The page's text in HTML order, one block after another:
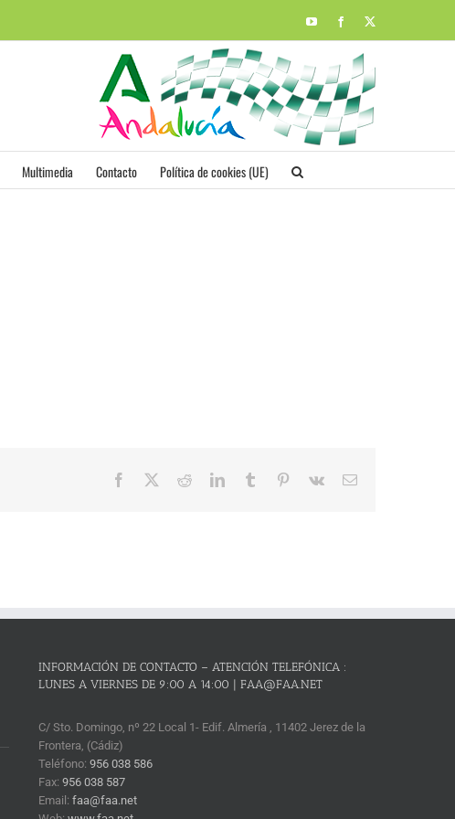
YouTubeFacebook
Multimedia Contacto Política de cookies (UE)
Facebook RedditLinkedInTumblr Pinterest
Vk
Correo
INFORMACIÓN DE CONTACTO – ATENCIÓN TELEFÓNICA :
LUNES A VIERNES DE 9:00 A 14:00 | FAA@FAA.NET
C/ Sto. Domingo, nº 22 Local 1- Edif. Almería , 11402 Jerez de la
Frontera, (Cádiz)
Teléfono:956 038 586
Fax:956 038 587
Email:faa@faa.net